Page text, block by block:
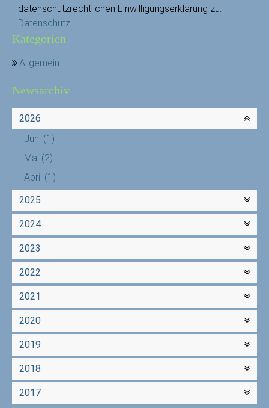
datenschutzrechtlichen Einwilligungserklärung zu.
Datenschutz
Kategorien
Allgemein
Newsarchiv
2026
Juni (1)
Mai (2)
April (1)
2025
2024
2023
2022
2021
2020
2019
2018
2017